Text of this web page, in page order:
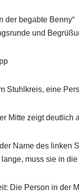
der begabte Benny“
und
Stuhlkreis, eine
Mitte zeigt deutlich
Name des linken
muss sie in
Die Person in der